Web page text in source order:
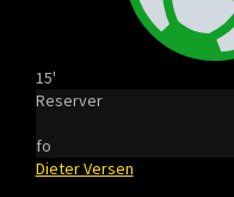
15'
Reserver
fo
Dieter Versen